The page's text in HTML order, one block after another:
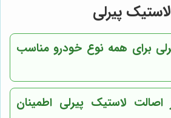
پیرلی
برای همه نوع خودرو مناسب
لاستیک پیرلی اطمینان